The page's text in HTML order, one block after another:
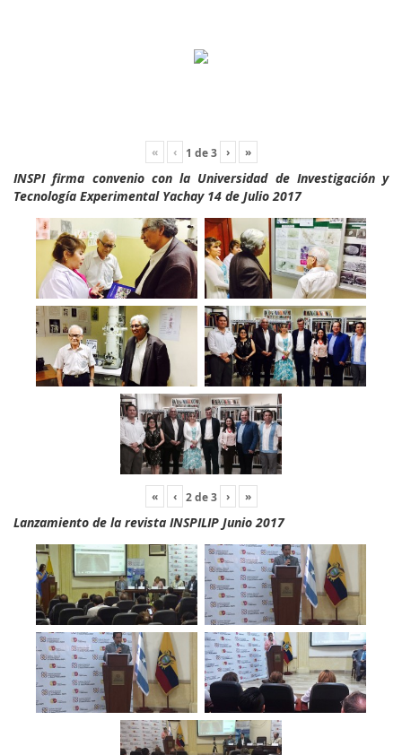
« ‹ 1 de3 › »
INSPI firma convenio con la Universidad de Investigación y
Tecnología Experimental Yachay 14 de Julio 2017
« ‹ 2de3 › »
Lanzamiento de la revista INSPILIP Junio 2017